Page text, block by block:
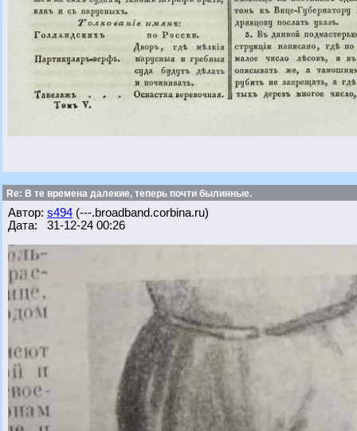
Re: В те времена далекие, теперь почти былинные.
Автор: s494 (---.broadband.corbina.ru)
Дата: 31-12-24 00:26